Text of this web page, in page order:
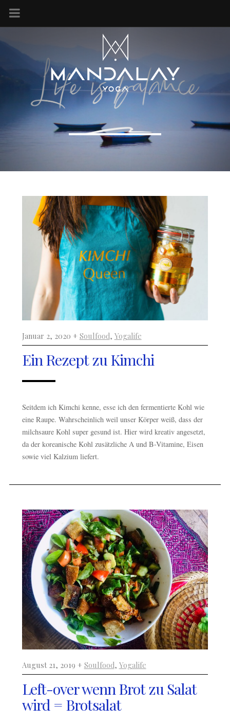
Januar 2, 2020 + Soulfood, Yogalife
Ein Rezept zu Kimchi
Seitdem ich Kimchi kenne, esse ich den fermentierte Kohl wie
eine Raupe. Wahrscheinlich weil unser Körper weiß, dass der
milchsaure Kohl super gesund ist. Hier wird kreativ angesetzt,
da der koreanische Kohl zusätzliche A und B-Vitamine, Eisen
sowie viel Kalzium liefert.
August 21, 2019 + Soulfood, Yogalife
Left-over wenn Brot zu Salat
wird = Brotsalat